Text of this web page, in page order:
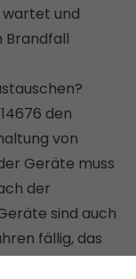
und
Brandfall
den
von
Geräte muss
der
sind auch
fällig, das